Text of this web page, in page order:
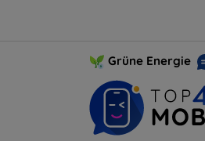
Grüne Energie